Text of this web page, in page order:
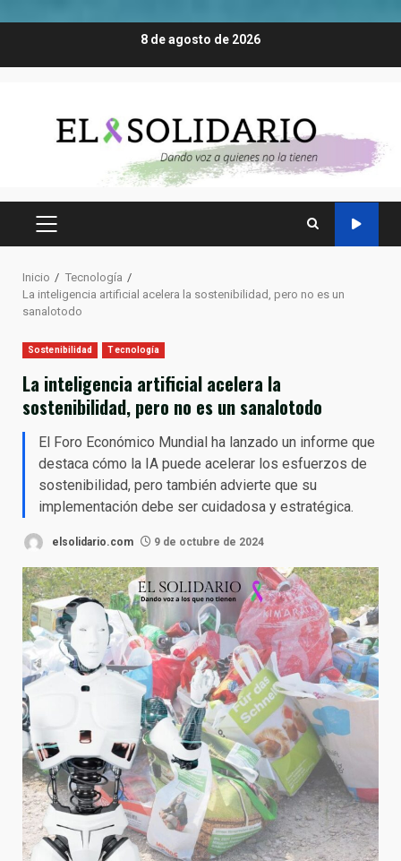
8 de agosto de 2026
MENÚ
Inicio
Tecnología
La inteligencia artificial acelera la sostenibilidad, pero no es un
sanalotodo
Sostenibilidad Tecnología
La inteligencia artificial acelera la
sostenibilidad, pero no es un sanalotodo
El Foro Económico Mundial ha lanzado un informe que
destaca cómo la IA puede acelerar los esfuerzos de
sostenibilidad, pero también advierte que su
implementación debe ser cuidadosa y estratégica.
elsolidario.com 9 de octubre de 2024